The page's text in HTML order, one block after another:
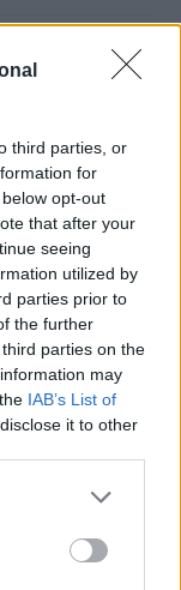
third parties, or
for
opt-out
that after your
seeing
utilized by
parties prior to
the further
parties on the
may
IAB’s List of
it to other
για να
Σηκουάνα -
του
μέτωπο - Μάχη
με το Ιράν